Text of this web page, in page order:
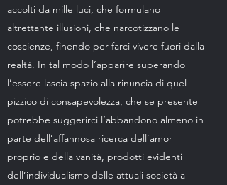
accolti da mille luci, che formulano
altrettante illusioni, che narcotizzano le
coscienze, finendo per farci vivere fuori dalla
realtà. In tal modo l’apparire superando
l’essere lascia spazio alla rinuncia di quel
pizzico di consapevolezza, che se presente
potrebbe suggerirci l’abbandono almeno in
parte dell’affannosa ricerca dell’amor
proprio e della vanità, prodotti evidenti
dell’individualismo delle attuali società a